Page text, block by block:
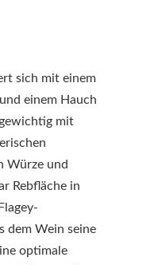
sich mit einem
einem Hauch
mit
Würze und
Rebfläche in
dem Wein seine
optimale